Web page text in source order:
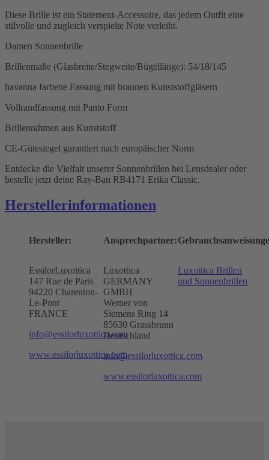
Diese Brille ist ein Statement-Accessoire, das jedem Outfit eine
stilvolle und zugleich verspielte Note verleiht.
Damen Sonnenbrille
Brillenmaße (Glasbreite/Stegweite/Bügellänge): 54/18/145
havanna farbene Fassung mit braunen Kunststoffgläsern
Vollrandfassung mit Panto Form
Brillenrahmen aus Kunststoff
CE-Gütesiegel garantiert nach europäischer Norm
Entdecke die Vielfalt unserer Sonnenbrillen bei Lensdealer oder
bestelle jetzt deine Ray-Ban RB4171 Erika Classic.
Herstellerinformationen
Hersteller:
EssilorLuxottica
147 Rue de Paris
94220 Charenton-
Le-Pont
FRANCE
info@essilorluxottica.com
www.essilorluxottica.com
Ansprechpartner:
Luxottica
GERMANY
GMBH
Werner von
Siemens Ring 14
85630 Grassbrunn
Deutschland
info@essilorluxottica.com
www.essilorluxottica.com
Luxottica Brillen
und Sonnenbrillen